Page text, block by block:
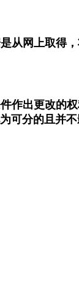
从网上取得
作出更改的
分的且并